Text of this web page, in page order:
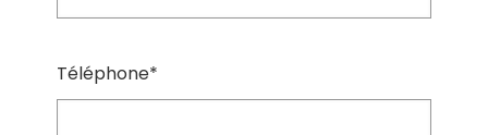
Téléphone*